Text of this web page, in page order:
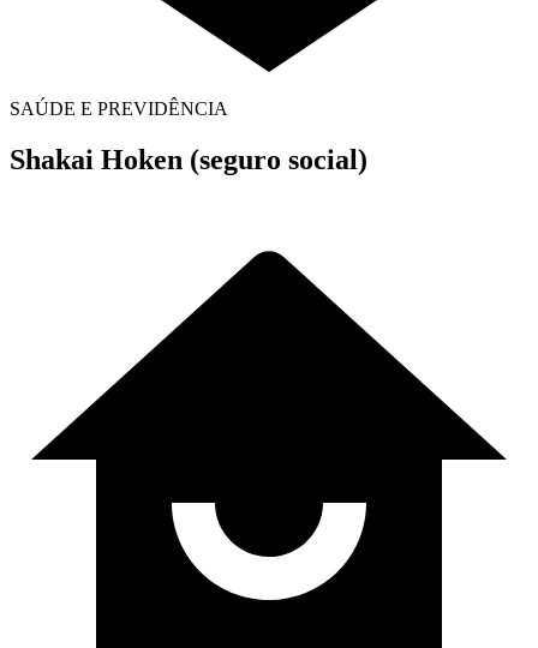
SAÚDE E PREVIDÊNCIA
Shakai Hoken (seguro social)